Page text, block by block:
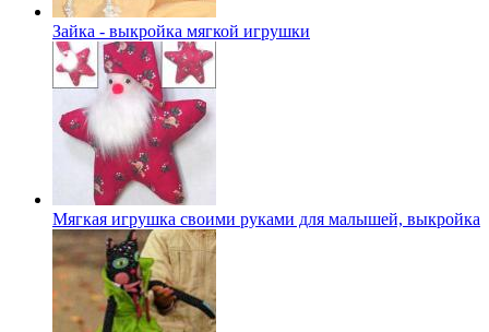
Зайка - выкройка мягкой игрушки
Мягкая игрушка своими руками для малышей, выкройка